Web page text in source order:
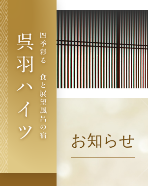
呉羽ハイツ - 四
季彩る 食と展
望風呂の宿
お知らせ